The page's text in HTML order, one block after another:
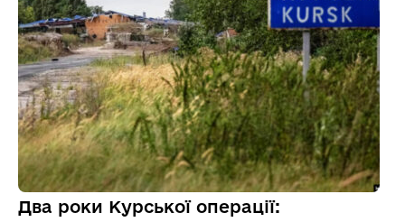
Два роки Курської операції: